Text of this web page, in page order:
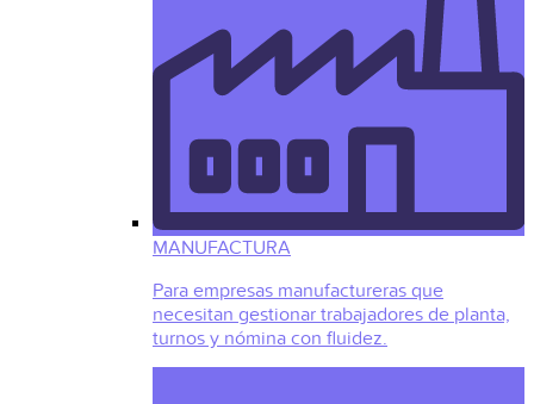
MANUFACTURA
Para empresas manufactureras que
necesitan gestionar trabajadores de planta,
turnos y nómina con fluidez.